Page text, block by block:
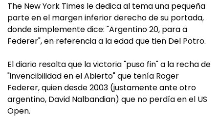
The New York Times le dedica al tema una pequeña
parte en el margen inferior derecho de su portada,
donde simplemente dice: "Argentino 20, para a
Federer", en referencia a la edad que tien Del Potro.
El diario resalta que la victoria "puso fin" a la recha de
"invencibilidad en el Abierto" que tenía Roger
Federer, quien desde 2003 (justamente ante otro
argentino, David Nalbandian) que no perdía en el US
Open.